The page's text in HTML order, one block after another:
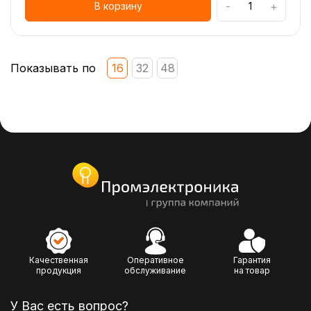
В корзину - +
Показывать по 16 32 48
Качественная
продукция
Оперативное
обслуживание
Гарантия
на товар
У Вас есть вопрос?